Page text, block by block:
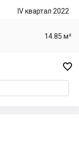
IV квартал 2022
14.85 м²
